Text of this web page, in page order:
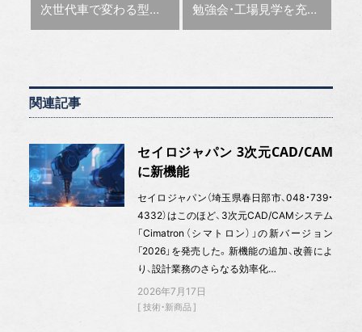
前の記事 :
次世代車で変わる型作り 冨山 隆アライアンス・グローバ
次の記事 :
勉強会・工場見学を充実
関連記事
セイロジャパン 3次元CAD/CAM
に新機能
セイロジャパン（埼玉県春日部市、048・739・
4332）はこのほど、3次元CAD/CAMシステム
「Cimatron（シマトロン）」の新バージョン
「2026」を発売した。新機能の追加、改善によ
り、設計業務のさらなる効率化…
2026年7月17日
技術・新商品